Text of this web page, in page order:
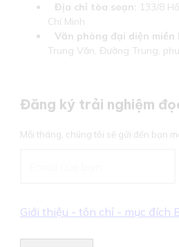
Địa chỉ tòa soạn: 133/8
Chí Minh
Văn phòng đại diện miền
Trung Văn, Đường Trung,
Đăng ký trải nghiệm
Mỗi tháng, chúng tôi sẽ gửi đến bạn
Giới thiệu - tôn chỉ - mục đích